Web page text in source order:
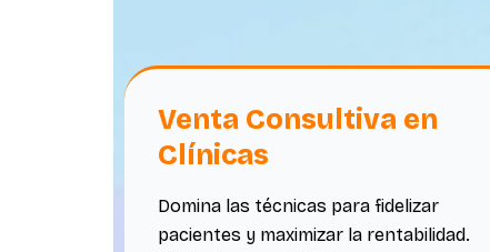
Venta Consultiva en
Clínicas
Domina las técnicas para fidelizar
pacientes y maximizar la rentabilidad.